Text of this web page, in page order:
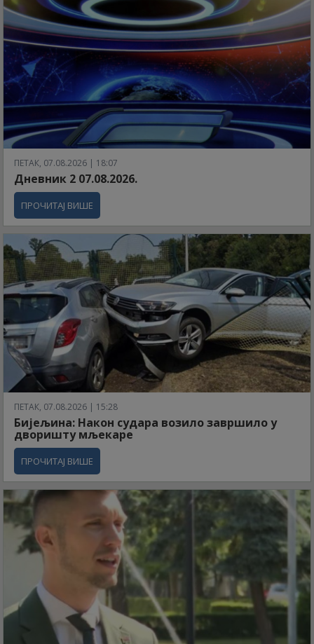
ПЕТАК, 07.08.2026 | 18:07
Дневник 2 07.08.2026.
ПРОЧИТАЈ ВИШЕ
ПЕТАК, 07.08.2026 | 15:28
Бијељина: Након судара возило завршило у
дворишту мљекаре
ПРОЧИТАЈ ВИШЕ